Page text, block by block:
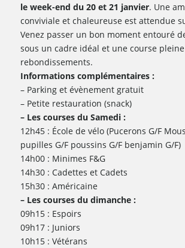
le week-end du 20 et 21 janvier. Une
conviviale et chaleureuse est attendue
Venez passer un bon moment entouré
sous un cadre idéal et une course
rebondissements.
Informations complémentaires :
– Parking et évènement gratuit
– Petite restauration (snack)
– Les courses du Samedi :
12h45 : École de vélo (Pucerons G/F
pupilles G/F poussins G/F benjamin G/F)
14h00 : Minimes F&G
14h30 : Cadettes et Cadets
15h30 : Américaine
– Les courses du dimanche :
09h15 : Espoirs
09h17 : Juniors
10h15 : Vétérans